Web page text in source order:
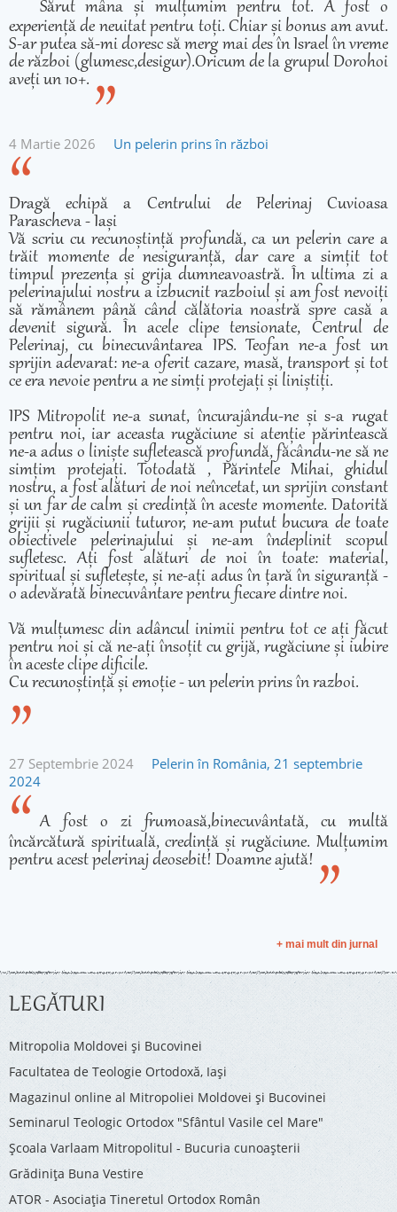
Sărut mâna și mulțumim pentru tot. A fost o
experiență de neuitat pentru toți. Chiar și bonus am avut.
S-ar putea să-mi doresc să merg mai des în Israel în vreme
de război (glumesc,desigur).Oricum de la grupul Dorohoi
aveți un 10+.
4 Martie 2026 Un pelerin prins în război
Dragă echipă a Centrului de Pelerinaj Cuvioasa
Parascheva - Iași
Vă scriu cu recunoștință profundă, ca un pelerin care a
trăit momente de nesiguranță, dar care a simțit tot
timpul prezența și grija dumneavoastră. În ultima zi a
pelerinajului nostru a izbucnit razboiul și am fost nevoiți
să rămânem până când călătoria noastră spre casă a
devenit sigură. În acele clipe tensionate, Centrul de
Pelerinaj, cu binecuvântarea IPS. Teofan ne-a fost un
sprijin adevarat: ne-a oferit cazare, masă, transport și tot
ce era nevoie pentru a ne simți protejați și liniștiți.
IPS Mitropolit ne-a sunat, încurajându-ne și s-a rugat
pentru noi, iar aceasta rugăciune si atenție părintească
ne-a adus o liniște sufletească profundă, făcându-ne să ne
simțim protejați. Totodată , Părintele Mihai, ghidul
nostru, a fost alături de noi neîncetat, un sprijin constant
și un far de calm și credință în aceste momente. Datorită
grijii și rugăciunii tuturor, ne-am putut bucura de toate
obiectivele pelerinajului și ne-am îndeplinit scopul
sufletesc. Ați fost alături de noi în toate: material,
spiritual și sufletește, și ne-ați adus în țară în siguranță -
o adevărată binecuvântare pentru fiecare dintre noi.
Vă mulțumesc din adâncul inimii pentru tot ce ați făcut
pentru noi și că ne-ați însoțit cu grijă, rugăciune și iubire
în aceste clipe dificile.
Cu recunoștință și emoție - un pelerin prins în razboi.
27 Septembrie 2024
Pelerin în România, 21 septembrie
2024
A fost o zi frumoasă,binecuvântată, cu multă
încărcătură spirituală, credință și rugăciune. Mulțumim
pentru acest pelerinaj deosebit! Doamne ajută!
+ mai mult din jurnal
LEGĂTURI
Mitropolia Moldovei și Bucovinei
Facultatea de Teologie Ortodoxă, Iaşi
Magazinul online al Mitropoliei Moldovei și Bucovinei
Seminarul Teologic Ortodox "Sfântul Vasile cel Mare"
Şcoala Varlaam Mitropolitul - Bucuria cunoaşterii
Grădinița Buna Vestire
ATOR - Asociaţia Tineretul Ortodox Român